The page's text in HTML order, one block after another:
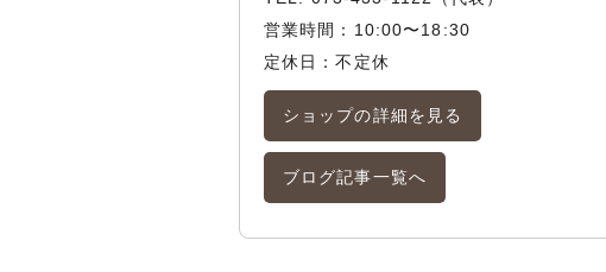
営業時間：10:00〜18:30
定休日：不定休
ショップの詳細を見る
ブログ記事一覧へ